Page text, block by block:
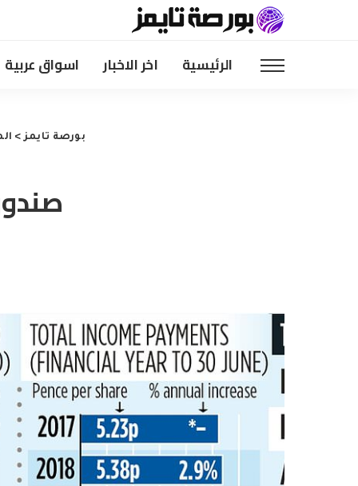
الرئيسية اخر الاخبار اسواق عربية
بورصة تايمز>